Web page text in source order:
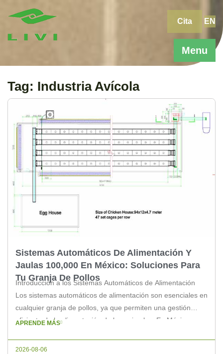
Menu
Cita EN
Tag: Industria Avícola
Sistemas Automáticos De Alimentación Y
Jaulas 100,000 En México: Soluciones Para
Tu Granja De Pollos
Introducción a los Sistemas Automáticos de Alimentación
Los sistemas automáticos de alimentación son esenciales en
cualquier granja de pollos, ya que permiten una gestión
eficiente de la alimentación de los animales. En México,
estas soluciones tecnológicas han ganado popularidad
APRENDE MÁS
2026-08-06